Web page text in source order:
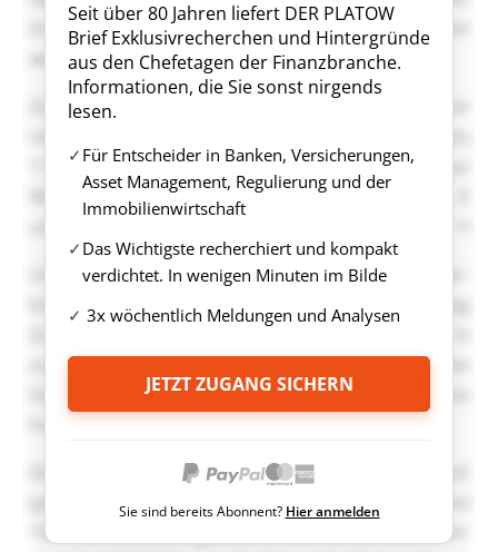
Seit über 80 Jahren liefert DER PLATOW
Brief Exklusivrecherchen und Hintergründe
aus den Chefetagen der Finanzbranche.
Informationen, die Sie sonst nirgends
lesen.
Für Entscheider in Banken, Versicherungen,
Asset Management, Regulierung und der
Immobilienwirtschaft
Das Wichtigste recherchiert und kompakt
verdichtet. In wenigen Minuten im Bilde
3x wöchentlich Meldungen und Analysen
JETZT ZUGANG SICHERN
Sie sind bereits Abonnent? Hier anmelden